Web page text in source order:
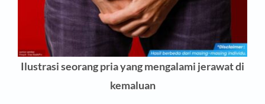
Ilustrasi seorang pria yang mengalami jerawat di
kemaluan